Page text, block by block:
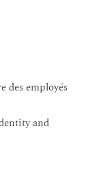
d’Amazon
des employés
and